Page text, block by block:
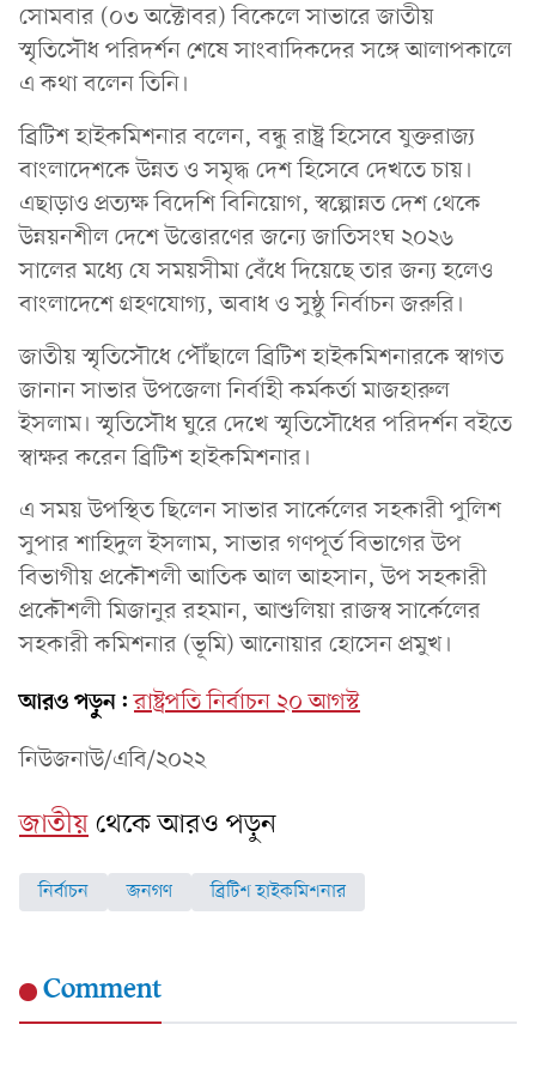
সোমবার (০৩ অক্টোবর) বিকেলে সাভারে জাতীয়
স্মৃতিসৌধ পরিদর্শন শেষে সাংবাদিকদের সঙ্গে আলাপকালে
এ কথা বলেন তিনি।
ব্রিটিশ হাইকমিশনার বলেন, বন্ধু রাষ্ট্র হিসেবে যুক্তরাজ্য
বাংলাদেশকে উন্নত ও সমৃদ্ধ দেশ হিসেবে দেখতে চায়।
এছাড়াও প্রত্যক্ষ বিদেশি বিনিয়োগ, স্বল্পোন্নত দেশ থেকে
উন্নয়নশীল দেশে উত্তোরণের জন্যে জাতিসংঘ ২০২৬
সালের মধ্যে যে সময়সীমা বেঁধে দিয়েছে তার জন্য হলেও
বাংলাদেশে গ্রহণযোগ্য, অবাধ ও সুষ্ঠু নির্বাচন জরুরি।
জাতীয় স্মৃতিসৌধে পৌঁছালে ব্রিটিশ হাইকমিশনারকে স্বাগত
জানান সাভার উপজেলা নির্বাহী কর্মকর্তা মাজহারুল
ইসলাম। স্মৃতিসৌধ ঘুরে দেখে স্মৃতিসৌধের পরিদর্শন বইতে
স্বাক্ষর করেন ব্রিটিশ হাইকমিশনার।
এ সময় উপস্থিত ছিলেন সাভার সার্কেলের সহকারী পুলিশ
সুপার শাহিদুল ইসলাম, সাভার গণপূর্ত বিভাগের উপ
বিভাগীয় প্রকৌশলী আতিক আল আহসান, উপ সহকারী
প্রকৌশলী মিজানুর রহমান, আশুলিয়া রাজস্ব সার্কেলের
সহকারী কমিশনার (ভূমি) আনোয়ার হোসেন প্রমুখ।
আরও পড়ুন: রাষ্ট্রপতি নির্বাচন ২০ আগস্ট
নিউজনাউ/এবি/২০২২
জাতীয়থেকে আরও পড়ুন
নির্বাচন জনগণ ব্রিটিশ হাইকমিশনার
Comment